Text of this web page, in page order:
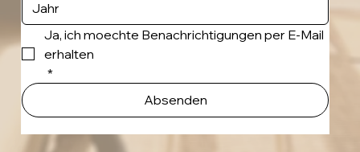
Ja, ich moechte Benachrichtigungen per E-Mail
erhalten
*
Absenden